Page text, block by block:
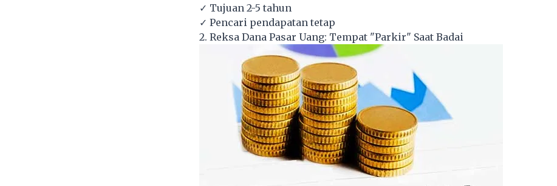
✓ Tujuan 2-5 tahun
✓ Pencari pendapatan tetap
2. Reksa Dana Pasar Uang: Tempat "Parkir" Saat Badai